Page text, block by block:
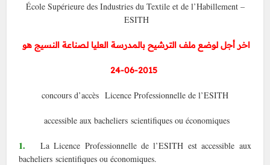
École Supérieure des Industries du Textile et de l’Habillement –
ESITH
اخر أجل لوضع ملف الترشيح بالمدرسة العليا لصناعة النسيج هو
concours d’accès Licence Professionnelle de l’ESITH
accessible aux bacheliers scientifiques ou économiques
1.
La Licence Professionnelle de l’ESITH est accessible aux
bacheliers scientifiques ou économiques.